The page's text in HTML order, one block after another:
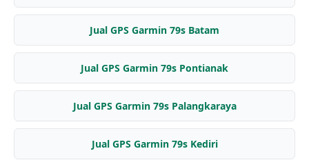
Jual GPS Garmin 79s Batam
Jual GPS Garmin 79s Pontianak
Jual GPS Garmin 79s Palangkaraya
Jual GPS Garmin 79s Kediri